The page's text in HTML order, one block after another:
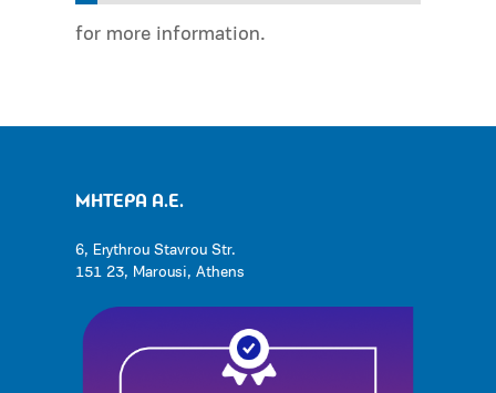
for more information.
ΜΗΤΕΡΑ Α.Ε.
6, Erythrou Stavrou Str.
151 23, Marousi, Athens